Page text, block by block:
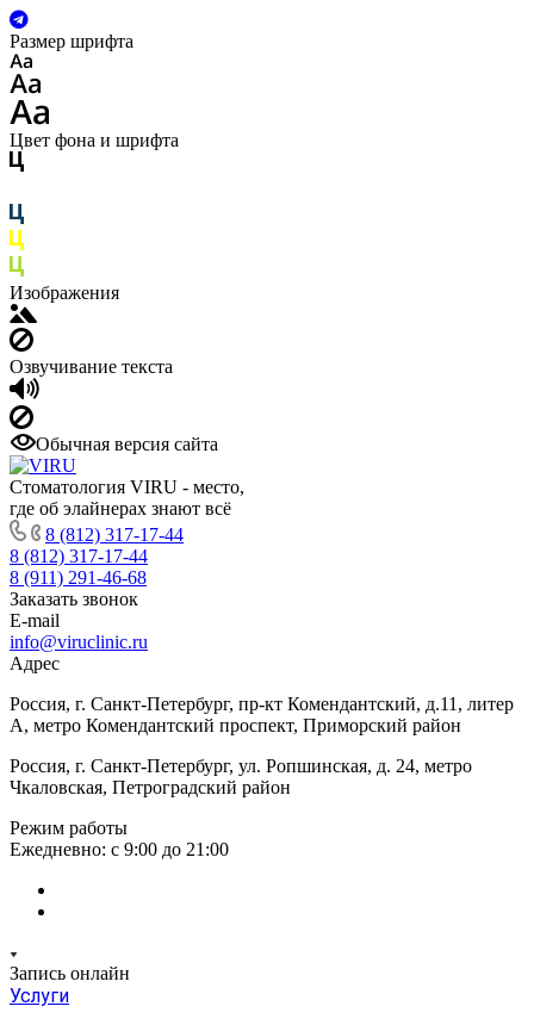
Размер шрифта
Цвет фона и шрифта
Изображения
Озвучивание текста
Обычная версия сайта
Стоматология VIRU - место,
где об элайнерах знают всё
8 (812) 317-17-44
8 (812) 317-17-44
8 (911) 291-46-68
Заказать звонок
E-mail
info@viruclinic.ru
Адрес
Россия, г. Санкт-Петербург, пр-кт Комендантский, д.11, литер
А, метро Комендантский проспект, Приморский район
Россия, г. Санкт-Петербург, ул. Ропшинская, д. 24, метро
Чкаловская, Петроградский район
Режим работы
Ежедневно: с 9:00 до 21:00
Запись онлайн
Услуги